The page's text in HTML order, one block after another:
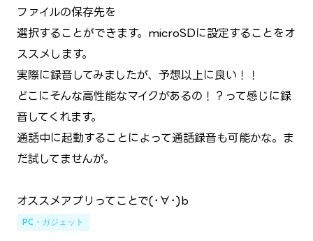
ファイルの保存先を
選択することができます。microSDに設定することをオ
ススメします。
実際に録音してみましたが、予想以上に良い！！
どこにそんな高性能なマイクがあるの！？って感じに録
音してくれます。
通話中に起動することによって通話録音も可能かな。ま
だ試してませんが。
オススメアプリってことで(･∀･)b
PC・ガジェット